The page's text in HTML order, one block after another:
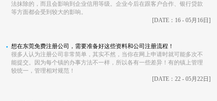
法抹除的，而且会影响到企业信用等级。企业今后在跟客户合作、银行贷款
等方面都会受到较大的影响。
[DATE：16 - 05月16日]
想在东莞免费注册公司，需要准备好这些资料和公司注册流程！
很多人认为注册公司非常简单，其实不然，当你在网上申请时就可能多次不
能提交。因为每个镇的办事方法不一样，所以各有一些差异！有的镇上管理
较统一，管理相对规范！
[DATE：22 - 05月22日]